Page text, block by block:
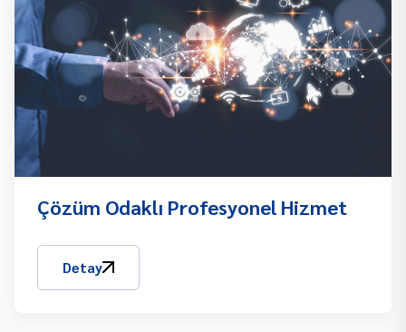
Çözüm Odaklı Profesyonel Hizmet
Detay